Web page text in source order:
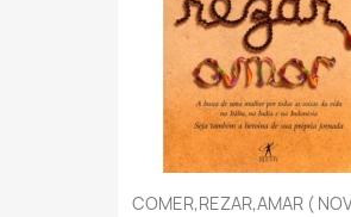
COMER,REZAR,AMAR (